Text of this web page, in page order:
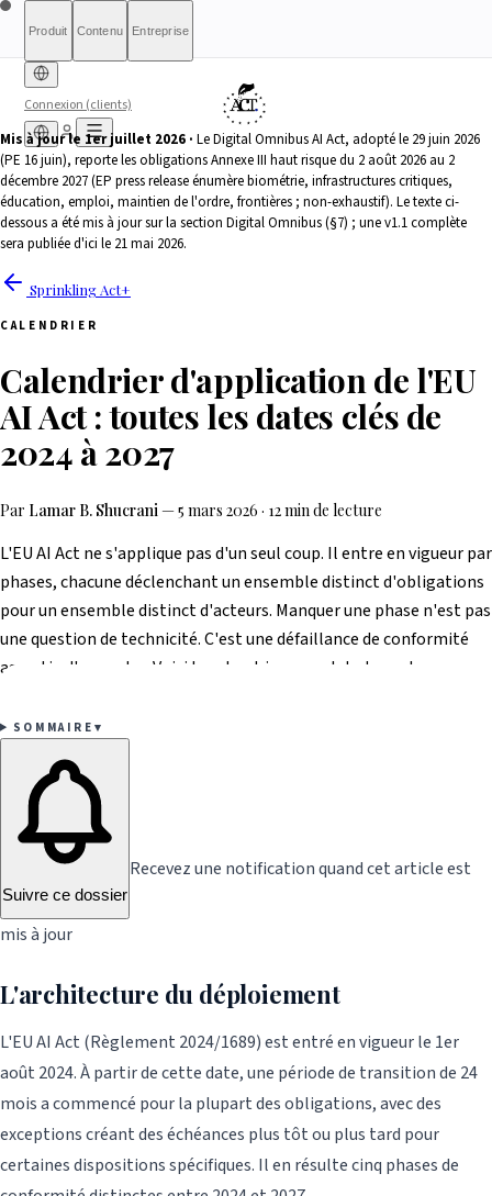
Produit Contenu Entreprise
Connexion (clients)
Diagnostic gratuitTarifsRapport completQualificationListe
d'attenteIndex de conformitéSimulateur What-If
Sprinkling
Act+RapportsBanque &
FinanceHRTech &
EmploiHealthTech &
Méthodologie Éligibilité
Article 6(3)RessourcesAI
PositiveAgents IASignaler un
À proposÀ qui s'adresse le rapportPour les
autoritésTransparenceCe que nous ne sommes
pas PartenairesPresse & MédiasContact
International (English)
France
Belgique
Luxembourg
Ireland
Mis à jour le 1er juillet 2026 · Le Digital Omnibus AI Act, adopté le 29 juin 2026
(PE 16 juin), reporte les obligations Annexe III haut risque du 2 août 2026 au 2
décembre 2027 (EP press release énumère biométrie, infrastructures critiques,
éducation, emploi, maintien de l'ordre, frontières ; non-exhaustif). Le texte ci-
dessous a été mis à jour sur la section Digital Omnibus (§7) ; une v1.1 complète
sera publiée d'ici le 21 mai 2026.
Sprinkling Act+
CALENDRIER
Calendrier d'application de l'EU
AI Act : toutes les dates clés de
2024 à 2027
Par Lamar B. Shucrani —5 mars 2026 · 12 min de lecture
L'EU AI Act ne s'applique pas d'un seul coup. Il entre en vigueur par
phases, chacune déclenchant un ensemble distinct d'obligations
pour un ensemble distinct d'acteurs. Manquer une phase n'est pas
une question de technicité. C'est une défaillance de conformité
assortie d'amendes. Voici le calendrier complet et exact.
SOMMAIRE ▾
Suivre ce dossier
Recevez une notification quand cet article est
mis à jour
L'architecture du déploiement
L'EU AI Act (Règlement 2024/1689) est entré en vigueur le 1er
août 2024. À partir de cette date, une période de transition de 24
mois a commencé pour la plupart des obligations, avec des
exceptions créant des échéances plus tôt ou plus tard pour
certaines dispositions spécifiques. Il en résulte cinq phases de